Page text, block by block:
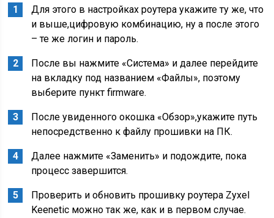
Для этого в настройках роутера укажите ту же, что
и выше,цифровую комбинацию, ну а после этого
– те же логин и пароль.
После вы нажмите «Система» и далее перейдите
на вкладку под названием «Файлы», поэтому
выберите пункт firmware.
После увиденного окошка «Обзор»,укажите путь
непосредственно к файлу прошивки на ПК.
Далее нажмите «Заменить» и подождите, пока
процесс завершится.
Проверить и обновить прошивку роутера Zyxel
Keenetic можно так же, как и в первом случае.